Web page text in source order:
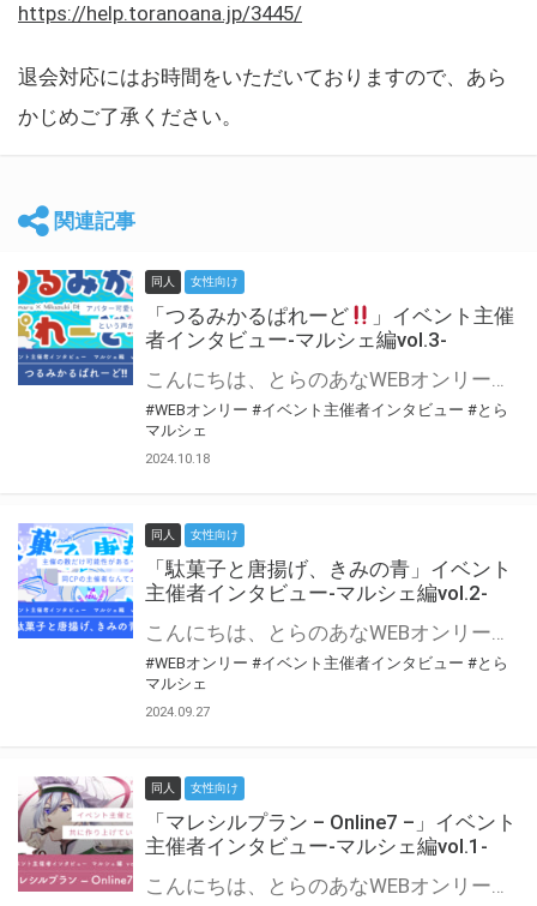
https://help.toranoana.jp/3445/
退会対応にはお時間をいただいておりますので、あら
かじめご了承ください。
関連記事
同人 女性向け
「つるみかるぱれーど
」イベント主催
者インタビュー-マルシェ編vol.3-
こんにちは、とらのあなWEBオンリー運営スタッフです。 新たにお届けする、イベント主催者インタビュー-マルシェ編-は、 とらのあなWEBオンリー「マルシェ」をご利用した主催様に 「マルシェ」を使って開催した感想や心がけをお聞きする企画です。 今回は、WEBオンリー初開催「つるみかるぱれーど
#WEBオンリー #イベント主催者インタビュー #とら
マルシェ
2024.10.18
同人 女性向け
「駄菓子と唐揚げ、きみの青」イベント
主催者インタビュー-マルシェ編vol.2-
こんにちは、とらのあなWEBオンリー運営スタッフです。 新たにお届けする、イベント主催者インタビュー-マルシェ編-は、 とらのあなWEBオンリー「マルシェ」をご利用の主催様に 「マルシェ」を使ってイベントを開催した感想や心がけをお聞きする企画です。 今回は、WEBオンリー初開催「駄菓子と唐揚げ、きみの青」より、 主催のぎこ六屋様にお話を伺いました。 協力：ぎこ六屋様／イベント公式Twitter（@krkgwks） とらのあなWEBオンリー「マルシェ」とは？ WEBオンリーでリアルタイムでコミュニケーションがとれるオンライン会場です。
#WEBオンリー #イベント主催者インタビュー #とら
マルシェ
2024.09.27
同人 女性向け
「マレシルプラン – Online7 –」イベント
主催者インタビュー-マルシェ編vol.1-
こんにちは、とらのあなWEBオンリー運営スタッフです。 新たにお届けする、イベント主催者インタビュー-マルシェ編-は、 とらのあなWEBオンリー「マルシェ」をご利用した主催様に 「マルシェ」を使って開催した感想や心がけをお聞きする企画です。 今回は、WEBオンリー開催7回目迎えた「マレシルプラン – Online7 –」より、 主催の玉川うた様にお話を伺いました。 ▼マレシルプランのインタビュー前回記事 「イベント主催者インタビュー vol.6」はこちら 協力：玉川うた様（マレシルプラン実行委員会 代表）／イベント公式Twitter（@mallesil_plan） とらのあなWEBオンリー「マルシェ」とは？ WEBオンリーでリアルタイムでコミュニケーションがとれるオンライン会場です。